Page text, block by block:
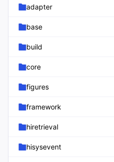
adapter
base
build
core
figures
framework
hiretrieval
hisysevent